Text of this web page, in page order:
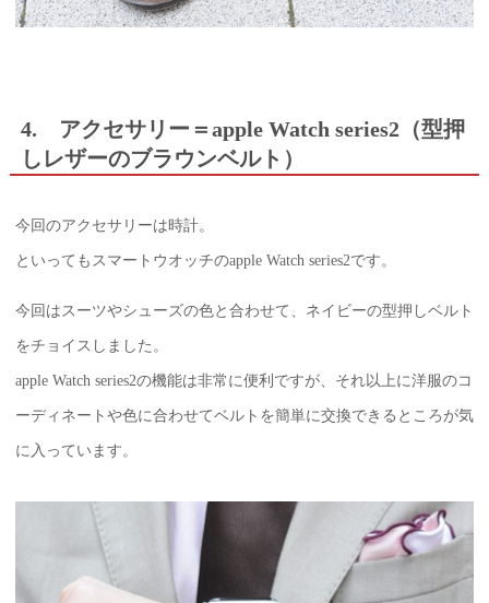
4. アクセサリー＝apple Watch series2（型押
しレザーのブラウンベルト）
今回のアクセサリーは時計。
といってもスマートウオッチのapple Watch series2です。
今回はスーツやシューズの色と合わせて、ネイビーの型押しベルト
をチョイスしました。
apple Watch series2の機能は非常に便利ですが、それ以上に洋服のコ
ーディネートや色に合わせてベルトを簡単に交換できるところが気
に入っています。